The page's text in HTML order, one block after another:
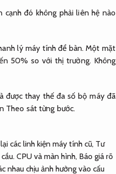
đó không phải liên hệ nào
lý máy tính để bàn. Một mặt
50% so với thị trường. Không
được thay thế đa số bộ máy đã
Theo sát từng bước.
các linh kiện máy tính cũ, Tư
CPU và màn hình, Báo giá rõ
nhau chịu ảnh hưởng vào cấu